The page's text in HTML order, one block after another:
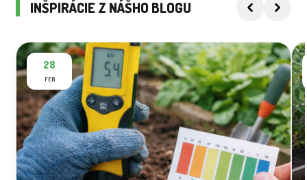
INŠPIRÁCIE Z NÁŠHO BLOGU
28
FEB